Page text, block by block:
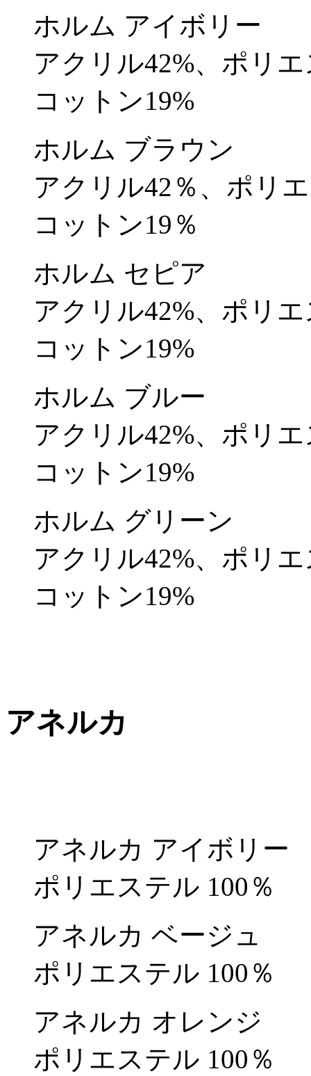
ホルム アイボリー
アクリル42%、ポリ
コットン19%
ホルム ブラウン
アクリル42％、ポリ
コットン19％
ホルム セピア
アクリル42%、ポリ
コットン19%
ホルム ブルー
アクリル42%、ポリ
コットン19%
ホルム グリーン
アクリル42%、ポリ
コットン19%
アネルカ
アネルカ アイボリー
ポリエステル 100％
アネルカ ベージュ
ポリエステル 100％
アネルカ オレンジ
ポリエステル 100％